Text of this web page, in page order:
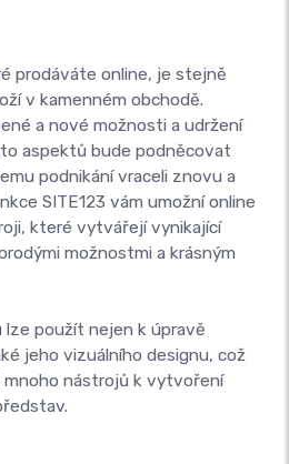
prodáváte online, je stejně
v kamenném obchodě.
a nové možnosti a udržení
aspektů bude podněcovat
podnikání vraceli znovu a
SITE123 vám umožní online
které vytvářejí vynikající
možnostmi a krásným
lze použít nejen k úpravě
jeho vizuálního designu, což
mnoho nástrojů k vytvoření